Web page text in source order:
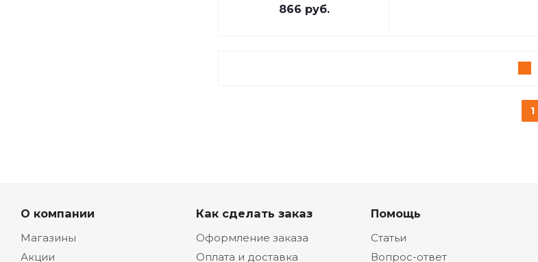
866 руб.
1
О компании
Магазины
Акции
Как сделать заказ
Оформление заказа
Оплата и доставка
Помощь
Статьи
Вопрос-ответ